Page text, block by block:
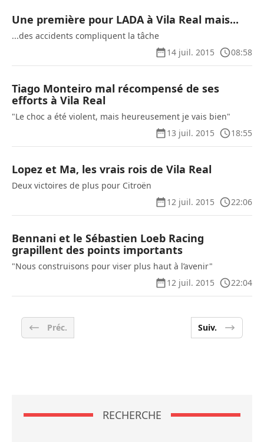
Une première pour LADA à Vila Real mais...
...des accidents compliquent la tâche
14 juil. 2015
08:58
Tiago Monteiro mal récompensé de ses
efforts à Vila Real
"Le choc a été violent, mais heureusement je vais bien"
13 juil. 2015
18:55
Lopez et Ma, les vrais rois de Vila Real
Deux victoires de plus pour Citroën
12 juil. 2015
22:06
Bennani et le Sébastien Loeb Racing
grapillent des points importants
"Nous construisons pour viser plus haut à l’avenir"
12 juil. 2015
22:04
Préc. Suiv.
RECHERCHE